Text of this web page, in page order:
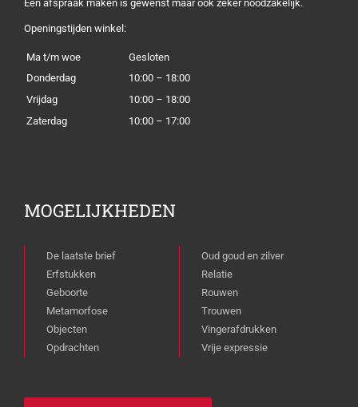
Een afspraak maken is gewenst maar ook zeker noodzakelijk.
Openingstijden winkel:
Ma t/m woe
Gesloten
Donderdag
10:00 – 18:00
Vrijdag
10:00 – 18:00
Zaterdag
10:00 – 17:00
MOGELIJKHEDEN
De laatste brief
Erfstukken
Geboorte
Metamorfose
Objecten
Opdrachten
Oud goud en zilver
Relatie
Rouwen
Trouwen
Vingerafdrukken
Vrije expressie